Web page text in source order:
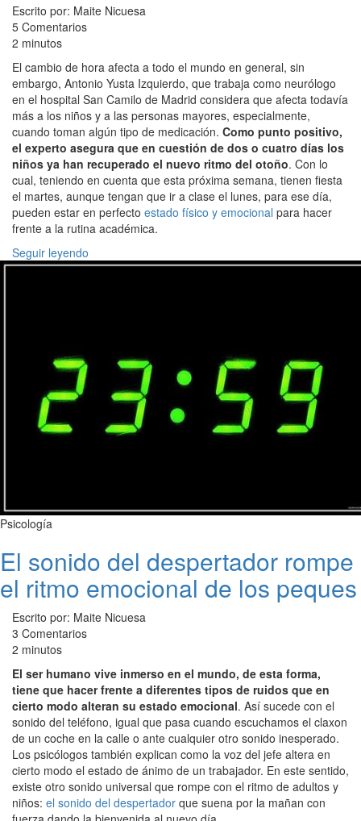
Escrito por: Maite Nicuesa
5 Comentarios
2 minutos
El cambio de hora afecta a todo el mundo en general, sin
embargo, Antonio Yusta Izquierdo, que trabaja como neurólogo
en el hospital San Camilo de Madrid considera que afecta todavía
más a los niños y a las personas mayores, especialmente,
cuando toman algún tipo de medicación. Como punto positivo,
el experto asegura que en cuestión de dos o cuatro días los
niños ya han recuperado el nuevo ritmo del otoño. Con lo
cual, teniendo en cuenta que esta próxima semana, tienen fiesta
el martes, aunque tengan que ir a clase el lunes, para ese día,
pueden estar en perfecto estado físico y emocional para hacer
frente a la rutina académica.
Seguir leyendo
Psicología
El sonido del despertador rompe
el ritmo emocional de los peques
Escrito por: Maite Nicuesa
3 Comentarios
2 minutos
El ser humano vive inmerso en el mundo, de esta forma,
tiene que hacer frente a diferentes tipos de ruidos que en
cierto modo alteran su estado emocional. Así sucede con el
sonido del teléfono, igual que pasa cuando escuchamos el claxon
de un coche en la calle o ante cualquier otro sonido inesperado.
Los psicólogos también explican como la voz del jefe altera en
cierto modo el estado de ánimo de un trabajador. En este sentido,
existe otro sonido universal que rompe con el ritmo de adultos y
niños: el sonido del despertador que suena por la mañan con